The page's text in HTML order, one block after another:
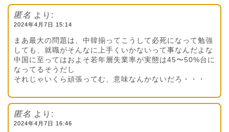
匿名 より:
2024年4月7日 15:14
まあ最大の問題は、中韓揃ってこうして必死になって勉強
しても、就職がそんなに上手くいかないって事なんだよな
中国に至ってはおよそ若年層失業率が実態は45〜50%台に
なってるそうだし
それじゃいくら頑張ってむ、意味なんかないだろ・・・
匿名 より:
2024年4月7日 16:46